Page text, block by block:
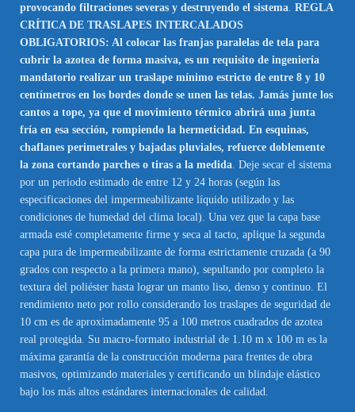
provocando filtraciones severas y destruyendo el sistema REGLA
CRÍTICA DE TRASLAPES INTERCALADOS
OBLIGATORIOS: Al colocar las franjas paralelas de tela para
cubrir la azotea de forma masiva, es un requisito de ingeniería
mandatorio realizar un traslape mínimo estricto de entre 8 y 10
centímetros en los bordes donde se unen las telas. Jamás junte los
cantos a tope, ya que el movimiento térmico abrirá una junta
fría en esa sección, rompiendo la hermeticidad. En esquinas,
chaflanes perimetrales y bajadas pluviales, refuerce doblemente
la zona cortando parches o tiras a la medida . Deje secar el sistema
por un periodo estimado de entre 12 y 24 horas (según las
especificaciones del impermeabilizante líquido utilizado y las
condiciones de humedad del clima local). Una vez que la capa base
armada esté completamente firme y seca al tacto, aplique la segunda
capa pura de impermeabilizante de forma estrictamente cruzada (a 90
grados con respecto a la primera mano), sepultando por completo la
textura del poliéster hasta lograr un manto liso, denso y continuo. El
rendimiento neto por rollo considerando los traslapes de seguridad de
10 cm es de aproximadamente 95 a 100 metros cuadrados de azotea
real protegida. Su macro-formato industrial de 1.10 m x 100 m es la
máxima garantía de la construcción moderna para frentes de obra
masivos, optimizando materiales y certificando un blindaje elástico
bajo los más altos estándares internacionales de calidad.